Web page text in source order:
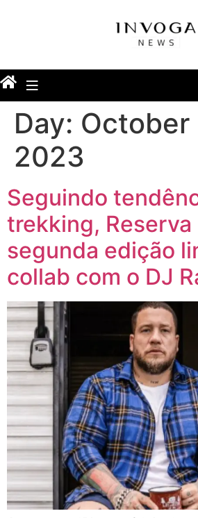
Day: October
2023
Seguindo
trekking, Reserva
segunda edição
collab com o DJ